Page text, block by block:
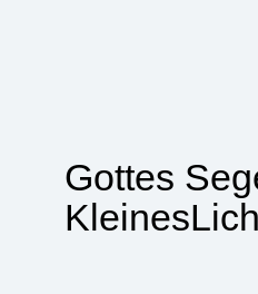
Gottes